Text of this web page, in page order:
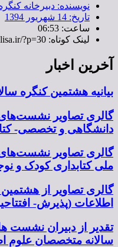
نویسنده: دبیرخانه
تاریخ: 14 شهریور 1394
ساعت: 06:53
لینک کوتاه: https://congress.ilisa.ir/?p=30
آخرین اخبار
بیانیه هشتمین کنگره
گالری تصاویر نشست‌های
دانشگاهی و تخصصی-
گالری تصاویر
ملی کتابداری کودک و
گالری تصاویر از
اطلاعات (پذیرش-
تقدیر از دبیران
سالانه متخصصان علوم